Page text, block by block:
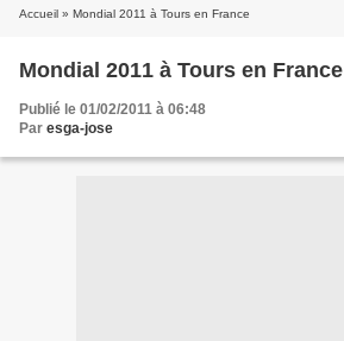
Accueil » Mondial 2011 à Tours en France
Mondial 2011 à Tours en France
Publié le 01/02/2011 à 06:48
Par esga-jose